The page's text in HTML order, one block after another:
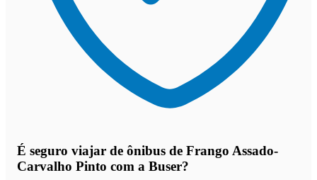
É seguro viajar de ônibus de Frango Assado-
Carvalho Pinto com a Buser?